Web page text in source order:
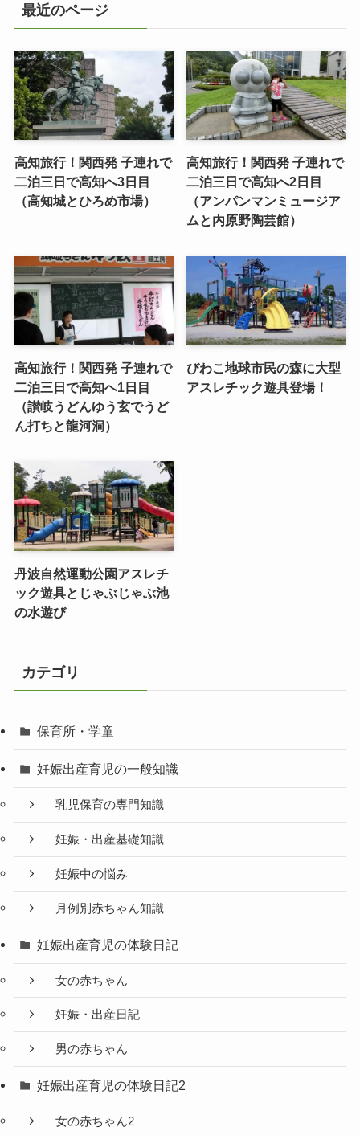
最近のページ
高知旅行！関西発 子連れで
二泊三日で高知へ3日目
（高知城とひろめ市場）
高知旅行！関西発 子連れで
二泊三日で高知へ2日目
（アンパンマンミュージア
ムと内原野陶芸館）
高知旅行！関西発 子連れで
二泊三日で高知へ1日目
（讃岐うどんゆう玄でうど
ん打ちと龍河洞）
びわこ地球市民の森に大型
アスレチック遊具登場！
丹波自然運動公園アスレチ
ック遊具とじゃぶじゃぶ池
の水遊び
カテゴリ
保育所・学童
妊娠出産育児の一般知識
乳児保育の専門知識
妊娠・出産基礎知識
妊娠中の悩み
月例別赤ちゃん知識
妊娠出産育児の体験日記
女の赤ちゃん
妊娠・出産日記
男の赤ちゃん
妊娠出産育児の体験日記2
女の赤ちゃん2